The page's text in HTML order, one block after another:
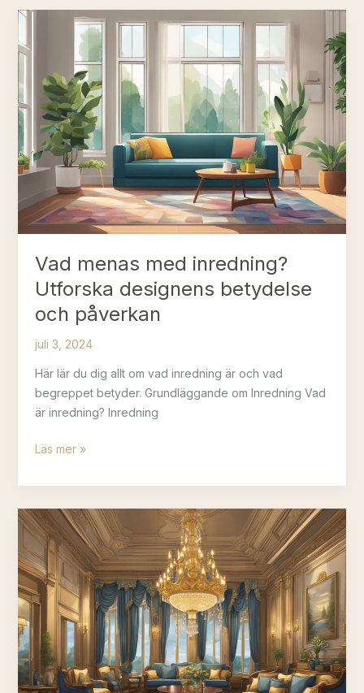
Årets
Färger
Vad menas med inredning?
Utforska designens betydelse
och påverkan
juli 3, 2024
Här lär du dig allt om vad inredning är och vad
begreppet betyder. Grundläggande om Inredning Vad
är inredning? Inredning
Vad
med
inredning?
Utforska
designens
betydelse
och
påverkan
Läs mer »